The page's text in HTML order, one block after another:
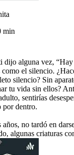
min
dijo alguna vez, “Hay
como el silencio.
silencio? Sin
tu vida sin ellos?
sentirías
por dentro.
no tardó en
algunas criaturas